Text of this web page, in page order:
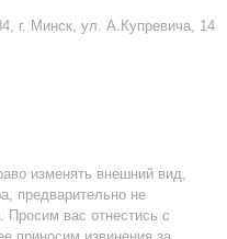
г. Минск, ул. А.Купревича, 14
изменять внешний вид,
предварительно не
Просим вас отнестись с